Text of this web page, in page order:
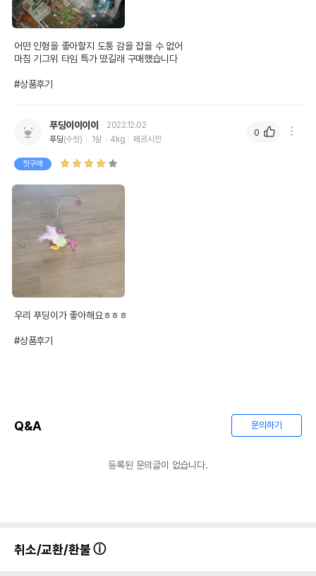
어떤 인형을 좋아할지 도통 감을 잡을 수 없어
마침 기그위 타임 특가 떴길래 구매했습니다
#상품후기
푸딩이이이이
2022.12.02
푸딩(수컷) 1살 4kg 페르시안
첫구매
우리 푸딩이가 좋아해요ㅎㅎㅎ
#상품후기
0
Q&A 문의하기
등록된 문의글이 없습니다.
취소/교환/환불